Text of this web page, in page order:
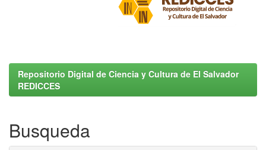
Repositorio Digital de Ciencia y Cultura de El Salvador
REDICCES
Busqueda